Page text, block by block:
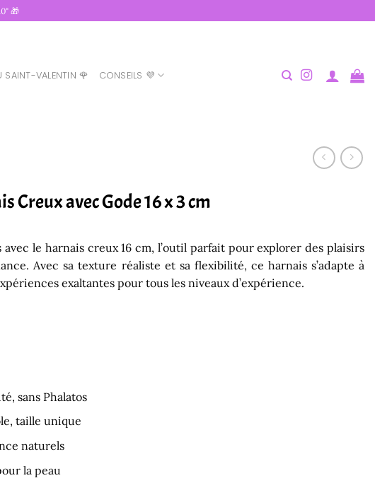
🎁
SAINT-VALENTIN 🌹 CONSEILS 💜
Creux avec Gode 16 x 3 cm
avec le harnais creux 16 cm, l’outil parfait pour explorer des plaisirs
Avec sa texture réaliste et sa flexibilité, ce harnais s’adapte à
exaltantes pour tous les niveaux d’expérience.
sans Phalatos
taille unique
naturels
la peau